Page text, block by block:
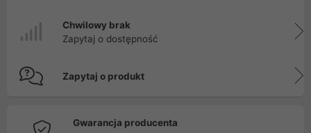
Chwilowy brak
Zapytaj o dostępność
Zapytaj o produkt
Gwarancja producenta